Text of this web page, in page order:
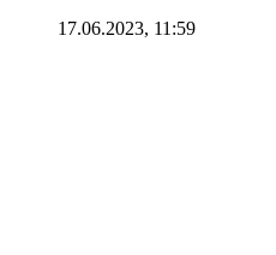
17.06.2023, 11:59